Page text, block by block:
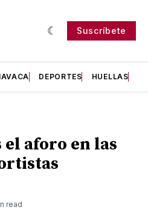
Suscríbete
DEPORTES HUELLAS
el aforo en las
read